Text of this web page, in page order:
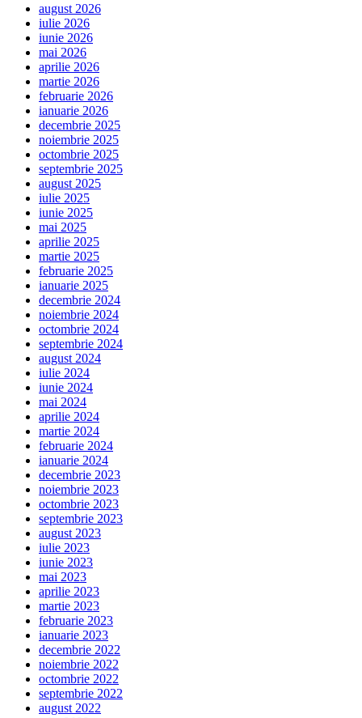
august 2026
iulie 2026
iunie 2026
mai 2026
aprilie 2026
martie 2026
februarie 2026
ianuarie 2026
decembrie 2025
noiembrie 2025
octombrie 2025
septembrie 2025
august 2025
iulie 2025
iunie 2025
mai 2025
aprilie 2025
martie 2025
februarie 2025
ianuarie 2025
decembrie 2024
noiembrie 2024
octombrie 2024
septembrie 2024
august 2024
iulie 2024
iunie 2024
mai 2024
aprilie 2024
martie 2024
februarie 2024
ianuarie 2024
decembrie 2023
noiembrie 2023
octombrie 2023
septembrie 2023
august 2023
iulie 2023
iunie 2023
mai 2023
aprilie 2023
martie 2023
februarie 2023
ianuarie 2023
decembrie 2022
noiembrie 2022
octombrie 2022
septembrie 2022
august 2022